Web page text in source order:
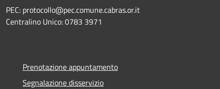
PEC: protocollo@pec.comune.cabras.or.it
Centralino Unico: 0783 3971
Prenotazione appuntamento
Segnalazione disservizio